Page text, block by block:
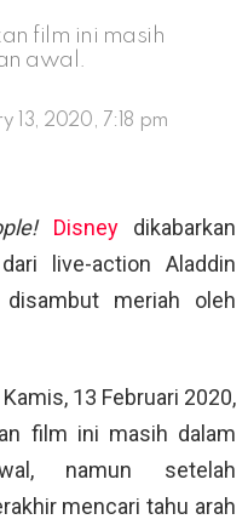
film ini masih
awal.
13, 2020, 7:18 pm
Disneydikabarkan
live-action Aladdin
meriah oleh
Kamis, 13 Februari 2020,
film ini masih dalam
namun setelah
mencari tahu arah